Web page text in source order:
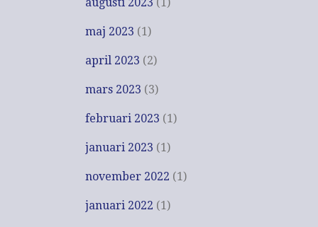
augusti 2023 (1)
maj 2023 (1)
april 2023 (2)
mars 2023 (3)
februari 2023 (1)
januari 2023 (1)
november 2022 (1)
januari 2022 (1)